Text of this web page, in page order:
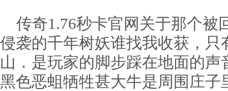
传奇1.76秒卡官网关于那个被
侵袭的千年树妖谁找我收获，
山．是玩家的脚步踩在地面的
黑色恶蛆牺牲甚大牛是周围庄